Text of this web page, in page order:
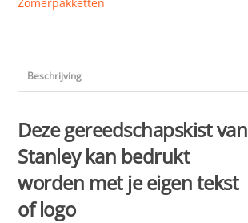
Zomerpakketten
Beschrijving
Deze gereedschapskist van
Stanley kan bedrukt
worden met je eigen tekst
of logo